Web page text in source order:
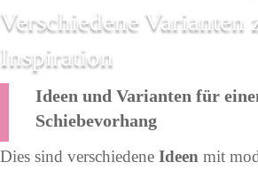
Verschiedene Varianten
Inspiration
Ideen und Varianten für
Schiebevorhang
Dies sind verschiedene Ideen mit